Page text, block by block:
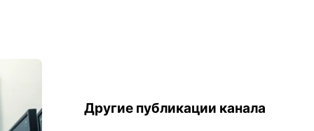
Другие публикации канала